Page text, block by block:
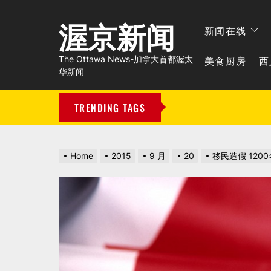
渥京新闻
The Ottawa News-加拿大首都渥太
华新闻
新闻在线
美食厨房
TRENDING TAGS
Home 2015 9 月 20 移民造假 1200